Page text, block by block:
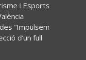
i Esports
“Impulsem
d’un full